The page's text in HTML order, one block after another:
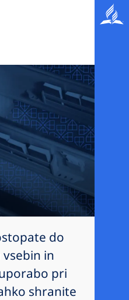
do
in
pri
shranite